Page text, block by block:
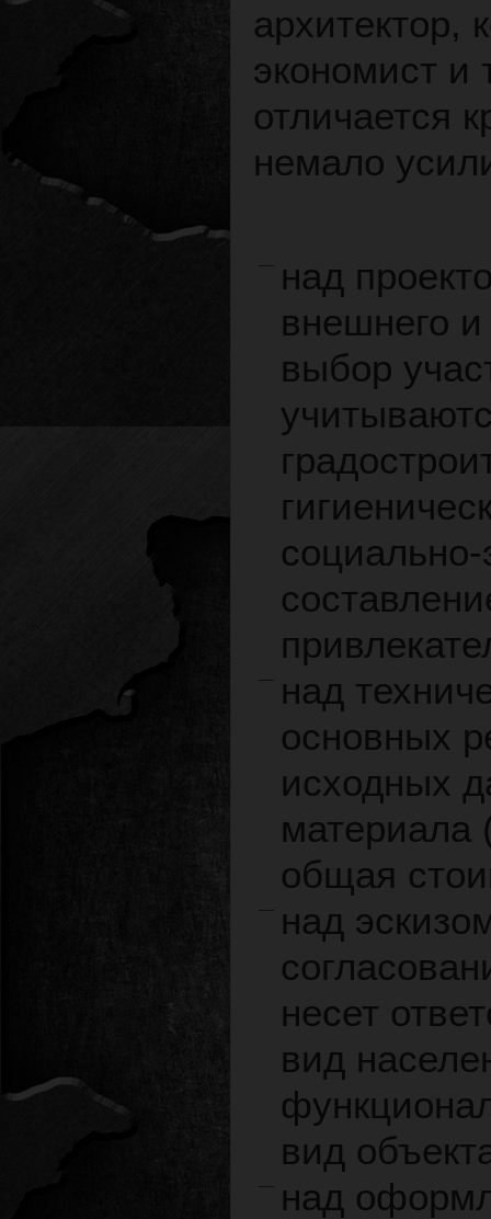
архитектор,
экономист и
отличается
немало
над
внешнего и
выбор
над
основных
исходных
материала
общая
над
несет
вид
вид
над